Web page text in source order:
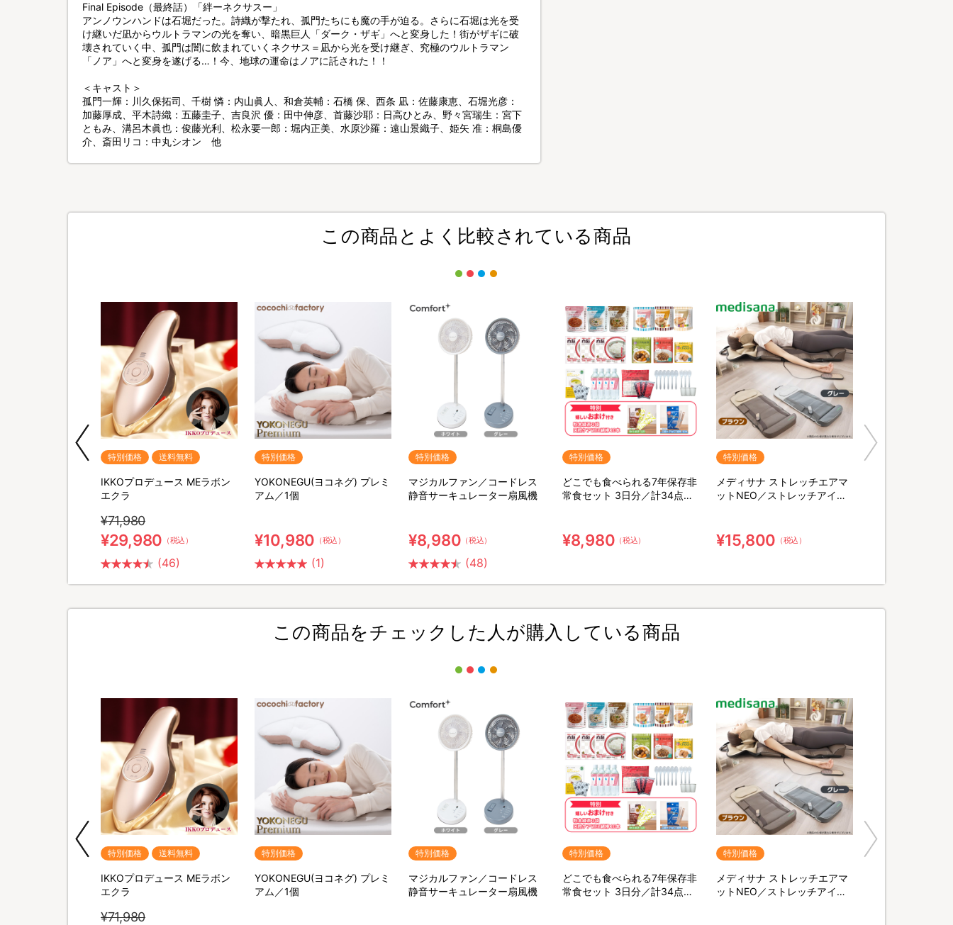
Final Episode（最終話）「絆ーネクサスー」
アンノウンハンドは石堀だった。詩織が撃たれ、孤門たちにも魔の手が迫る。さらに石堀は光を受
け継いだ凪からウルトラマンの光を奪い、暗黒巨人「ダーク・ザギ」へと変身した！街がザギに破
壊されていく中、孤門は闇に飲まれていくネクサス＝凪から光を受け継ぎ、究極のウルトラマン
「ノア」へと変身を遂げる…！今、地球の運命はノアに託された！！
＜キャスト＞
孤門一輝：川久保拓司、千樹 憐：内山眞人、和倉英輔：石橋 保、西条 凪：佐藤康恵、石堀光彦：
加藤厚成、平木詩織：五藤圭子、吉良沢 優：田中伸彦、首藤沙耶：日高ひとみ、野々宮瑞生：宮下
ともみ、溝呂木眞也：俊藤光利、松永要一郎：堀内正美、水原沙羅：遠山景織子、姫矢 准：桐島優
介、斎田リコ：中丸シオン 他
この商品とよく比較されている商品
特別価格 送料無料
IKKOプロデュース MEラボン
エクラ
¥71,980
¥29,980 （税込）
(46)
特別価格
YOKONEGU(ヨコネグ) プレミ
アム／1個
¥10,980 （税込）
(1)
特別価格
マジカルファン／コードレス
静音サーキュレーター扇風機
¥8,980 （税込）
(48)
特別価格
どこでも食べられる7年保存非
常食セット 3日分／計34点セ
¥8,980 （税込）
特別価格
メディサナ ストレッチエアマ
ットNEO／ストレッチアイテ
¥15,800 （税込）
この商品をチェックした人が購入している商品
特別価格 送料無料
IKKOプロデュース MEラボン
エクラ
¥71,980
特別価格
YOKONEGU(ヨコネグ) プレミ
アム／1個
特別価格
マジカルファン／コードレス
静音サーキュレーター扇風機
特別価格
どこでも食べられる7年保存非
常食セット 3日分／計34点セ
特別価格
メディサナ ストレッチエアマ
ットNEO／ストレッチアイテ